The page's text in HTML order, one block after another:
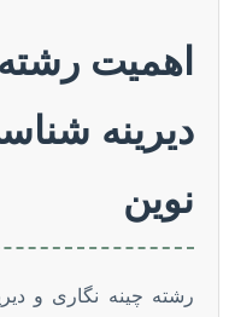
اهمیت
دیرینه
نوین
رشته چینه نگاری و